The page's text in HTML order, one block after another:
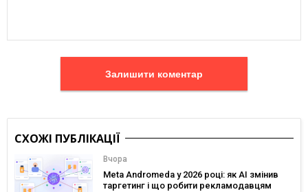
Залишити коментар
СХОЖІ ПУБЛІКАЦІЇ
Вчора
Meta Andromeda у 2026 році: як AI змінив
таргетинг і що робити рекламодавцям